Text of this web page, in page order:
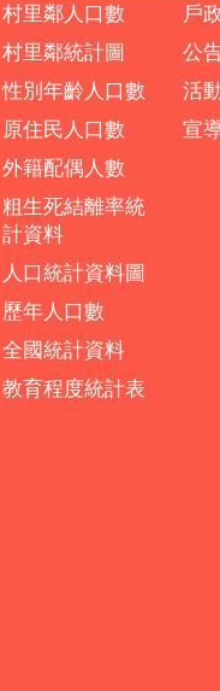
村里鄰人口數
村里鄰統計圖
性別年齡人口數
原住民人口數
外籍配偶人數
粗生死結離率統
計資料
人口統計資料圖
歷年人口數
全國統計資料
教育程度統計表
戶
公
活
宣